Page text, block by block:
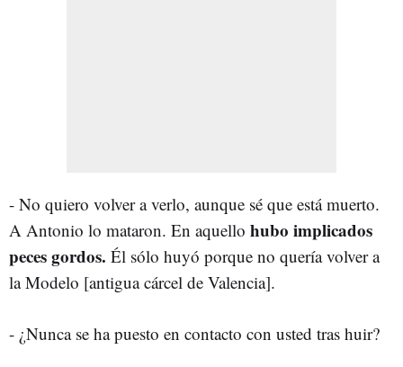
- No quiero volver a verlo, aunque sé que está muerto.
A Antonio lo mataron. En aquello hubo implicados
peces gordos. Él sólo huyó porque no quería volver a
la Modelo [antigua cárcel de Valencia].
- ¿Nunca se ha puesto en contacto con usted tras huir?